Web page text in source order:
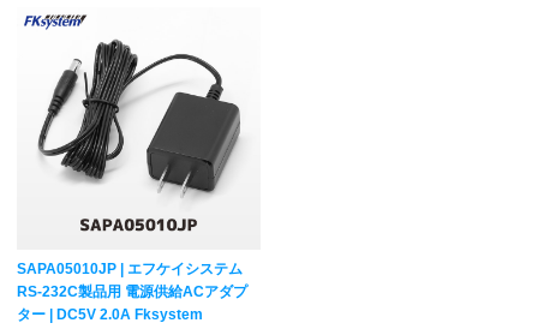
SAPA05010JP | エフケイシステム
RS-232C製品用 電源供給ACアダプ
ター | DC5V 2.0A Fksystem